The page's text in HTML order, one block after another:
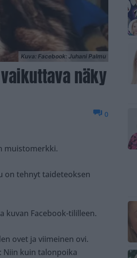
Kuva: Facebook: Juhani Palmu
näky
0
muistomerkki.
on tehnyt taideteoksen
kuvan Facebook-tililleen.
ovet ja viimeinen ovi.
Niin kuin talonpoika